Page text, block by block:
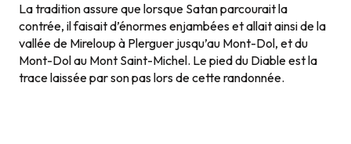
La tradition assure que lorsque Satan parcourait la
contrée, il faisait d’énormes enjambées et allait ainsi de la
vallée de Mireloup à Plerguer jusqu’au Mont-Dol, et du
Mont-Dol au Mont Saint-Michel. Le pied du Diable est la
trace laissée par son pas lors de cette randonnée.